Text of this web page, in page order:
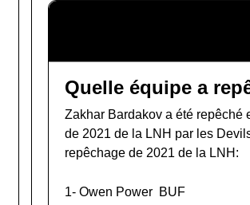
Quelle équipe a
Zakhar Bardakov a été repêché
de 2021 de la LNH par les
repêchage de 2021 de la LNH:
1- Owen Power BUF